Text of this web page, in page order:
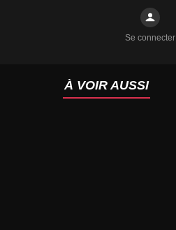
Se connecter
À VOIR AUSSI